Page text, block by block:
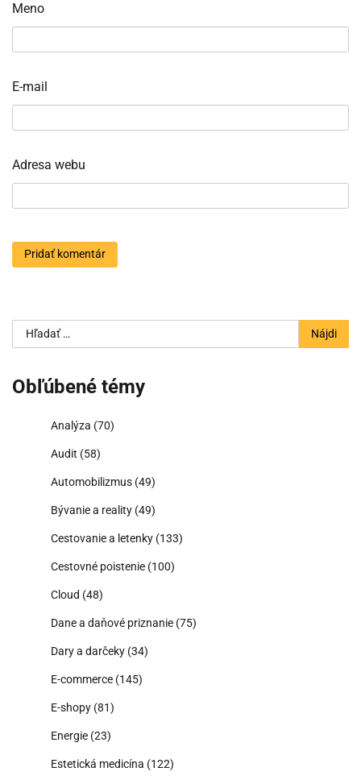
Meno
E-mail
Adresa webu
Hľadať:
Obľúbené témy
Analýza (70)
Audit (58)
Automobilizmus (49)
Bývanie a reality (49)
Cestovanie a letenky (133)
Cestovné poistenie (100)
Cloud (48)
Dane a daňové priznanie (75)
Dary a darčeky (34)
E-commerce (145)
E-shopy (81)
Energie (23)
Estetická medicína (122)